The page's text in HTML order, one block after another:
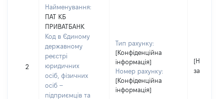
2
Найменування:
ПАТ КБ
ПРИВАТБАНК
Код в Єдиному
державному
реєстрі
юридичних
осіб, фізичних
осіб –
підприємців та
Тип рахунку:
[Конфіденційна
інформація]
Номер рахунку:
[Конфіденційна
інформація]
[Не